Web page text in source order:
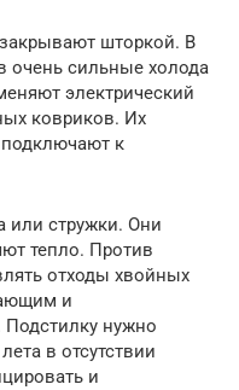
шторкой. В
очень сильные холода
электрический
ковриков. Их
к
или стружки. Они
тепло. Против
отходы хвойных
и
нужно
в отсутствии
и